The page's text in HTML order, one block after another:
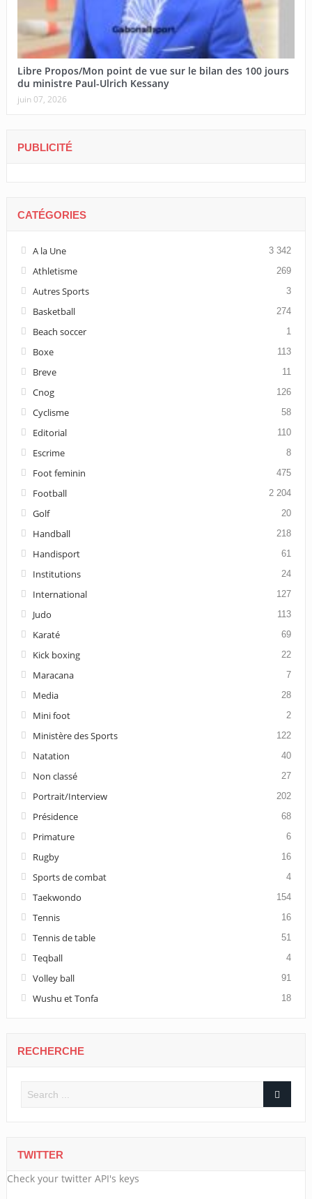
Libre Propos/Mon point de vue sur le bilan des 100 jours
du ministre Paul-Ulrich Kessany
juin 07, 2026
PUBLICITÉ
CATÉGORIES
A la Une 3 342
Athletisme 269
Autres Sports 3
Basketball 274
Beach soccer 1
Boxe 113
Breve 11
Cnog 126
Cyclisme 58
Editorial 110
Escrime 8
Foot feminin 475
Football 2 204
Golf 20
Handball 218
Handisport 61
Institutions 24
International 127
Judo 113
Karaté 69
Kick boxing 22
Maracana 7
Media 28
Mini foot 2
Ministère des Sports 122
Natation 40
Non classé 27
Portrait/Interview 202
Présidence 68
Primature 6
Rugby 16
Sports de combat 4
Taekwondo 154
Tennis 16
Tennis de table 51
Teqball 4
Volley ball 91
Wushu et Tonfa 18
RECHERCHE
TWITTER
Check your twitter API's keys